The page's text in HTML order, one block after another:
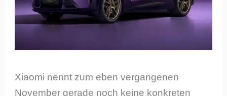
Xiaomi nennt zum eben vergangenen
November gerade noch keine konkreten